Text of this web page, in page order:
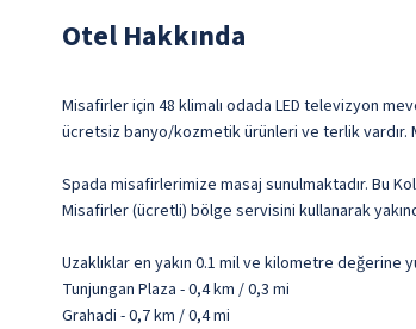
Otel Hakkında
Misafirler için 48 klimalı odada LED televizyon
ücretsiz banyo/kozmetik ürünleri ve terlik vardır.
Spada misafirlerimize masaj sunulmaktadır. Bu
Misafirler (ücretli) bölge servisini kullanarak
Uzaklıklar en yakın 0.1 mil ve kilometre
Tunjungan Plaza - 0,4 km / 0,3 mi
Grahadi - 0,7 km / 0,4 mi